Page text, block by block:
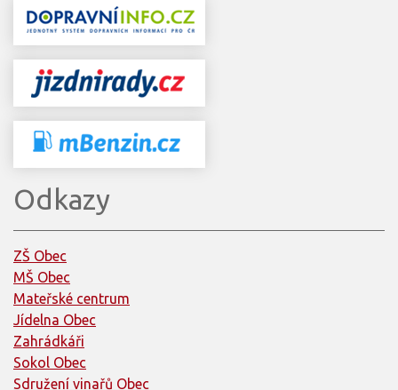
Odkazy
ZŠ Obec
MŠ Obec
Mateřské centrum
Jídelna Obec
Zahrádkáři
Sokol Obec
Sdružení vinařů Obec